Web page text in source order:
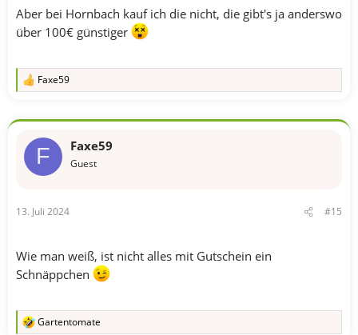
Aber bei Hornbach kauf ich die nicht, die gibt's ja anderswo
über 100€ günstiger
R
k
o
:
Faxe59
F Faxe59
Guest
13. Juli 2024 #15
Wie man weiß, ist nicht alles mit Gutschein ein
Schnäppchen
R
Gartentomate